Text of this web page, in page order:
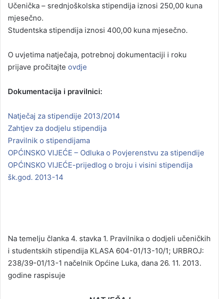
Učenička – srednjoškolska stipendija iznosi 250,00 kuna
mjesečno.
Studentska stipendija iznosi 400,00 kuna mjesečno.
O uvjetima natječaja, potrebnoj dokumentaciji i roku
prijave pročitajte ovdje
Dokumentacija i pravilnici:
Natječaj za stipendije 2013/2014
Zahtjev za dodjelu stipendija
Pravilnik o stipendijama
OPĆINSKO VIJEĆE – Odluka o Povjerenstvu za stipendije
OPĆINSKO VIJEĆE-prijedlog o broju i visini stipendija
šk.god. 2013-14
Na temelju članka 4. stavka 1. Pravilnika o dodjeli učeničkih
i studentskih stipendija KLASA 604-01/13-10/1; URBROJ:
238/39-01/13-1 načelnik Općine Luka, dana 26. 11. 2013.
godine raspisuje